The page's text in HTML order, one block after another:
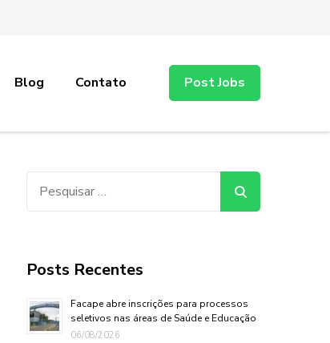
Blog Contato Post Jobs
Posts Recentes
Facape abre inscrições para processos
seletivos nas áreas de Saúde e Educação
06/08/2026